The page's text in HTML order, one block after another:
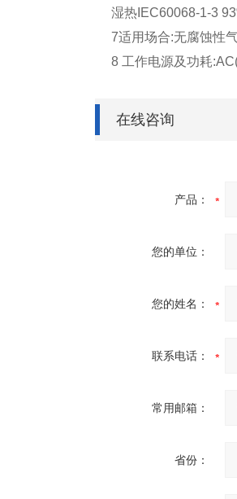
湿热IEC60068-1-3
7适用场合:无腐蚀性
8 工作电源及功耗
在线咨询
产品：
您的单位：
您的姓名：
联系电话：
常用邮箱：
省份：